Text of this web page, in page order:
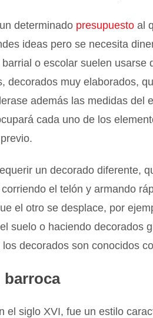
determinado presupuesto al
ideas pero se necesita
o escolar suelen usarse
decorados muy elaborados,
además las medidas del
cada uno de los
previo.
un decorado diferente,
el telón y armando
el otro se desplace, por
suelo o haciendo decorados
decorados son conocidos
barroca
el siglo XVI, fue un estilo